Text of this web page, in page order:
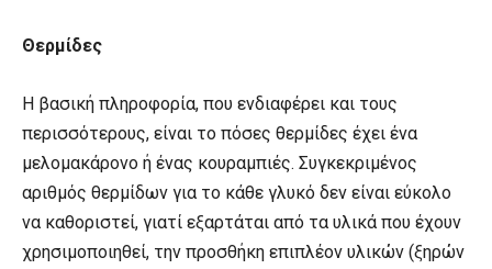
Θερμίδες
Η βασική πληροφορία, που ενδιαφέρει και τους
περισσότερους, είναι το πόσες θερμίδες έχει ένα
μελομακάρονο ή ένας κουραμπιές. Συγκεκριμένος
αριθμός θερμίδων για το κάθε γλυκό δεν είναι εύκολο
να καθοριστεί, γιατί εξαρτάται από τα υλικά που έχουν
χρησιμοποιηθεί, την προσθήκη επιπλέον υλικών (ξηρών